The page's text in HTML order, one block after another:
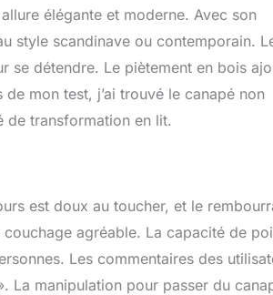
élégante et moderne. Avec son
style scandinave ou contemporain.
se détendre. Le piètement en bois
mon test, j’ai trouvé le canapé non
de transformation en lit.
est doux au toucher, et le
agréable. La capacité de
Les commentaires des
La manipulation pour passer du